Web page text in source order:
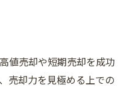
値売却や短期売却を成功
売却力を見極める上での